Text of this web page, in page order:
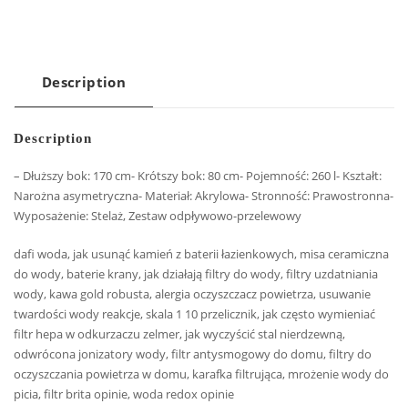
Description
Description
– Dłuższy bok: 170 cm- Krótszy bok: 80 cm- Pojemność: 260 l- Kształt:
Narożna asymetryczna- Materiał: Akrylowa- Stronność: Prawostronna-
Wyposażenie: Stelaż, Zestaw odpływowo-przelewowy
dafi woda, jak usunąć kamień z baterii łazienkowych, misa ceramiczna
do wody, baterie krany, jak działają filtry do wody, filtry uzdatniania
wody, kawa gold robusta, alergia oczyszczacz powietrza, usuwanie
twardości wody reakcje, skala 1 10 przelicznik, jak często wymieniać
filtr hepa w odkurzaczu zelmer, jak wyczyścić stal nierdzewną,
odwrócona jonizatory wody, filtr antysmogowy do domu, filtry do
oczyszczania powietrza w domu, karafka filtrująca, mrożenie wody do
picia, filtr brita opinie, woda redox opinie